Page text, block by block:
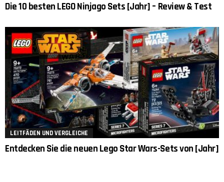
Die 10 besten LEGO Ninjago Sets [Jahr] – Review & Test
LEITFÄDEN UND VERGLEICHE
Entdecken Sie die neuen Lego Star Wars-Sets von [Jahr]